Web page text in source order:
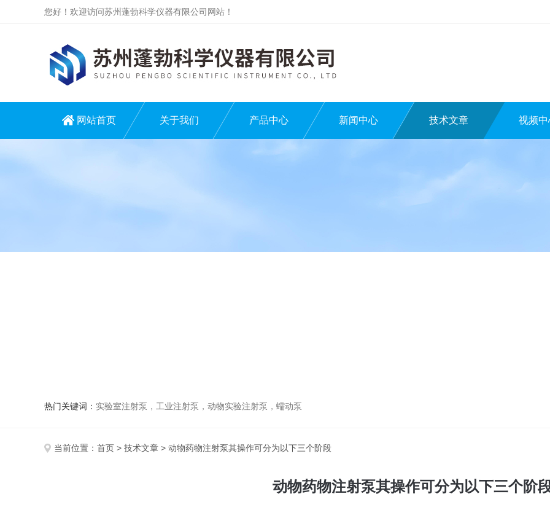
您好！欢迎访问苏州蓬勃科学仪器有限公司网站！
网站首页 关于我们 产品中心 新闻中心 技术文章 视频中
热门关键词： 实验室注射泵，工业注射泵，动物实验注射泵，蠕动泵
当前位置： 首页 > 技术文章 > 动物药物注射泵其操作可分为以下三个阶段
动物药物注射泵其操作可分为以下三个阶